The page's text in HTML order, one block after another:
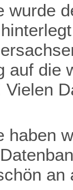
wurde
auf die
haben